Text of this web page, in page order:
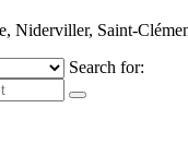
Niderviller, Saint-
Search for: